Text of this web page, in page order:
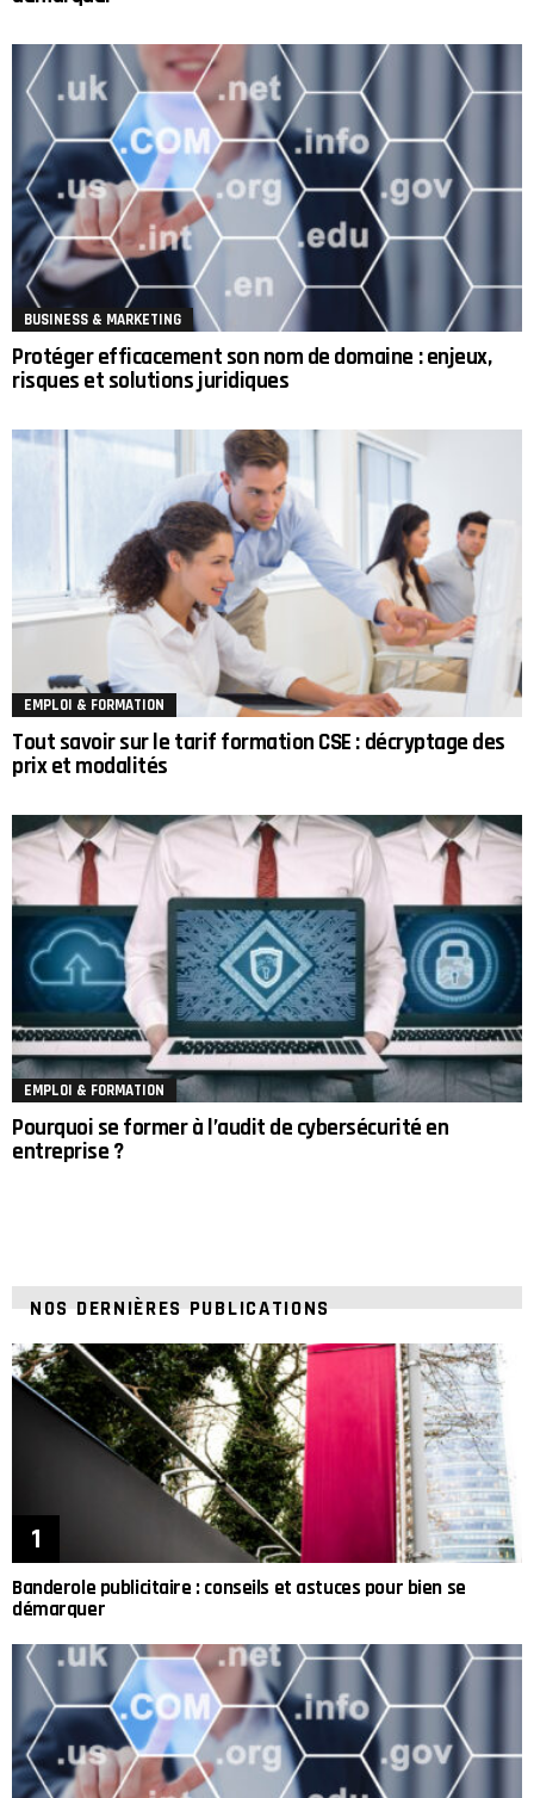
BUSINESS & MARKETING
Protéger efficacement son nom de domaine : enjeux,
risques et solutions juridiques
EMPLOI & FORMATION
Tout savoir sur le tarif formation CSE : décryptage des
prix et modalités
EMPLOI & FORMATION
Pourquoi se former à l’audit de cybersécurité en
entreprise ?
NOS DERNIÈRES PUBLICATIONS
Banderole publicitaire : conseils et astuces pour bien se
démarquer